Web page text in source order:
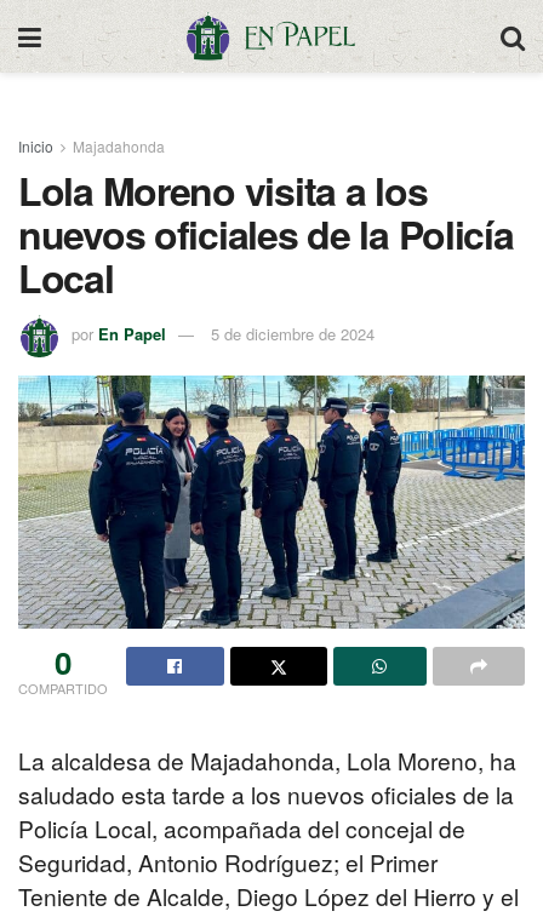
Inicio Majadahonda
Lola Moreno visita a los
nuevos oficiales de la Policía
Local
por En Papel 5 de diciembre de 2024
0
COMPARTIDO
La alcaldesa de Majadahonda, Lola Moreno, ha
saludado esta tarde a los nuevos oficiales de la
Policía Local, acompañada del concejal de
Seguridad, Antonio Rodríguez; el Primer
Teniente de Alcalde, Diego López del Hierro y el